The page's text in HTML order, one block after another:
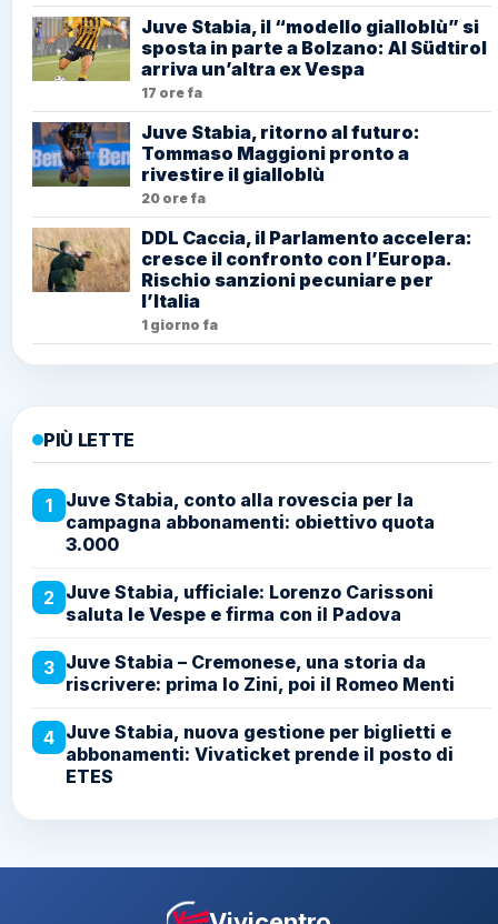
Juve Stabia, il “modello gialloblù” si
sposta in parte a Bolzano: Al Südtirol
arriva un’altra ex Vespa
17 ore fa
Juve Stabia, ritorno al futuro:
Tommaso Maggioni pronto a
rivestire il gialloblù
20 ore fa
DDL Caccia, il Parlamento accelera:
cresce il confronto con l’Europa.
Rischio sanzioni pecuniare per
l’Italia
1 giorno fa
PIÙ LETTE
1
Juve Stabia, conto alla rovescia per la
campagna abbonamenti: obiettivo quota
3.000
2 Juve Stabia, ufficiale: Lorenzo Carissoni
saluta le Vespe e firma con il Padova
3 Juve Stabia – Cremonese, una storia da
riscrivere: prima lo Zini, poi il Romeo Menti
4 Juve Stabia, nuova gestione per biglietti e
abbonamenti: Vivaticket prende il posto di
ETES